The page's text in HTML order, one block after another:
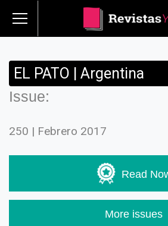
EL PATO | Argentina
Issue:
250 | Febrero 2017
Read
More issues